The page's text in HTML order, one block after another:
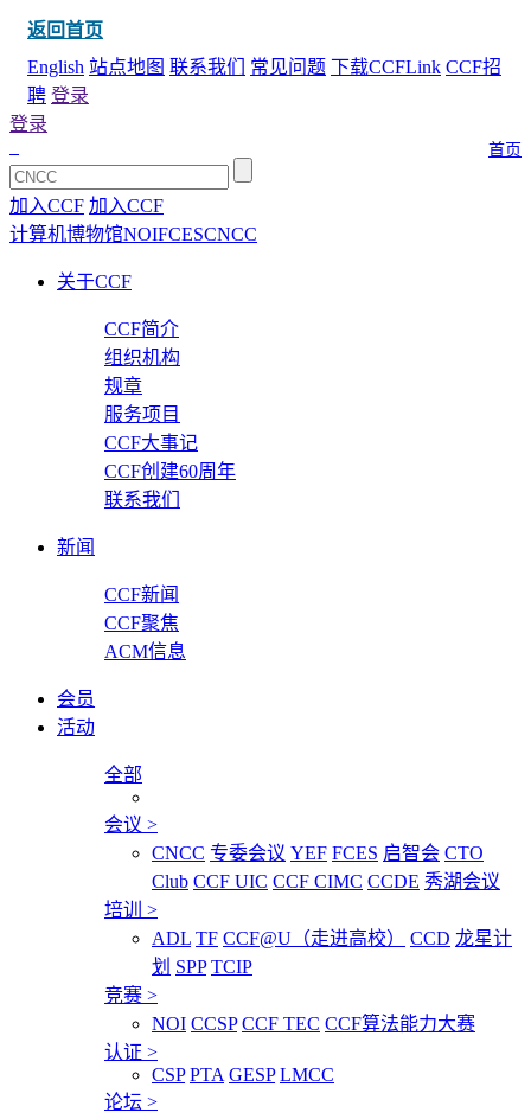
返回首页
English 站点地图 联系我们 常见问题 下载CCFLink CCF招
聘 登录
首页
登录
加入CCF 加入CCF
计算机博物馆NOIFCESCNCC
关于CCF
CCF简介
组织机构
规章
服务项目
CCF大事记
CCF创建60周年
联系我们
新闻
CCF新闻
CCF聚焦
ACM信息
会员
活动
全部
会议 >
CNCC 专委会议 YEF FCES 启智会 CTO
Club CCF UIC CCF CIMC CCDE 秀湖会议
培训 >
ADL TF CCF@U（走进高校） CCD 龙星计
划 SPP TCIP
竞赛 >
NOI CCSP CCF TEC CCF算法能力大赛
认证 >
CSP PTA GESP LMCC
论坛 >